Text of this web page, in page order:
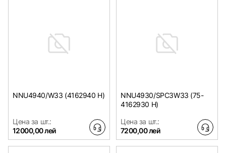
NNU4940/W33 (4162940 H)
Цена за шт.:
12000,00 лей
NNU4930/SPC3W33 (75-
4162930 H)
Цена за шт.:
7200,00 лей